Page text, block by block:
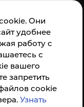
Они
удобнее
работу с
с
вашего
запретить
cookie
Узнать
рейтинг
же по прямой